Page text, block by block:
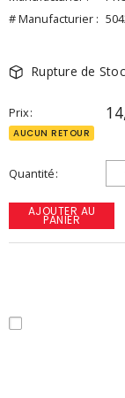
# Manufacturier :
Rupture de
Prix
AUCUN RETOUR
Quantité
AJOUTER AU
PANIER